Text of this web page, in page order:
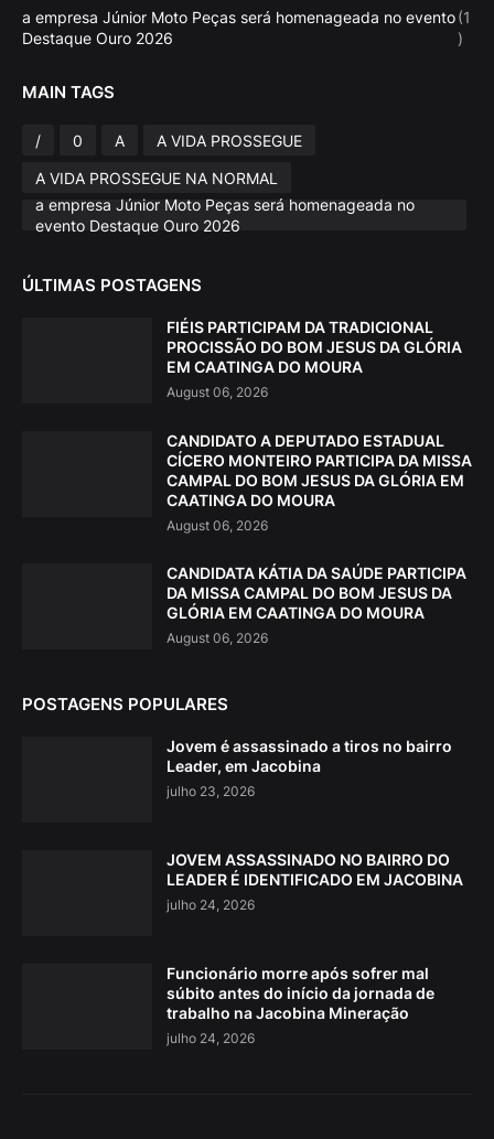
a empresa Júnior Moto Peças será homenageada no evento
Destaque Ouro 2026
(1
)
MAIN TAGS
/ 0 A
A VIDA PROSSEGUE
A VIDA PROSSEGUE NA NORMAL
a empresa Júnior Moto Peças será homenageada no
evento Destaque Ouro 2026
ÚLTIMAS POSTAGENS
FIÉIS PARTICIPAM DA TRADICIONAL
PROCISSÃO DO BOM JESUS DA GLÓRIA
EM CAATINGA DO MOURA
August 06, 2026
CANDIDATO A DEPUTADO ESTADUAL
CÍCERO MONTEIRO PARTICIPA DA MISSA
CAMPAL DO BOM JESUS DA GLÓRIA EM
CAATINGA DO MOURA
August 06, 2026
CANDIDATA KÁTIA DA SAÚDE PARTICIPA
DA MISSA CAMPAL DO BOM JESUS DA
GLÓRIA EM CAATINGA DO MOURA
August 06, 2026
POSTAGENS POPULARES
Jovem é assassinado a tiros no bairro
Leader, em Jacobina
julho 23, 2026
JOVEM ASSASSINADO NO BAIRRO DO
LEADER É IDENTIFICADO EM JACOBINA
julho 24, 2026
Funcionário morre após sofrer mal
súbito antes do início da jornada de
trabalho na Jacobina Mineração
julho 24, 2026